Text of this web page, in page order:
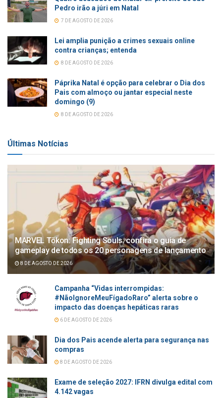
Pedro irão a júri em Natal
7 DE AGOSTO DE 2026
Lei amplia punição a crimes sexuais online
contra crianças; entenda
8 DE AGOSTO DE 2026
Páprika Natal é opção para celebrar o Dia dos
Pais com almoço ou jantar especial neste
domingo (9)
8 DE AGOSTO DE 2026
Últimas Notícias
MARVEL Tōkon: Fighting Souls: confira o guia de
gameplay de todos os 20 personagens de lançamento
8 DE AGOSTO DE 2026
Campanha “Vidas interrompidas:
#NãoIgnoreMeuFígadoRaro” alerta sobre o
impacto das doenças hepáticas raras
6 DE AGOSTO DE 2026
Dia dos Pais acende alerta para segurança nas
compras
8 DE AGOSTO DE 2026
Exame de seleção 2027: IFRN divulga edital com
4.142 vagas